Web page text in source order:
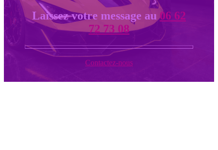
Laissez votre message au06 62
72 73 08
Contactez-nous